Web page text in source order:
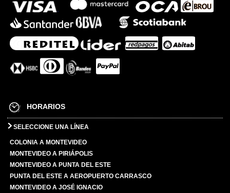
HORARIOS
SELECCIONE UNA LÍNEA
COLONIA A MONTEVIDEO
MONTEVIDEO A PIRIÁPOLIS
MONTEVIDEO A PUNTA DEL ESTE
PUNTA DEL ESTE A AEROPUERTO CARRASCO
MONTEVIDEO A JOSÉ IGNACIO